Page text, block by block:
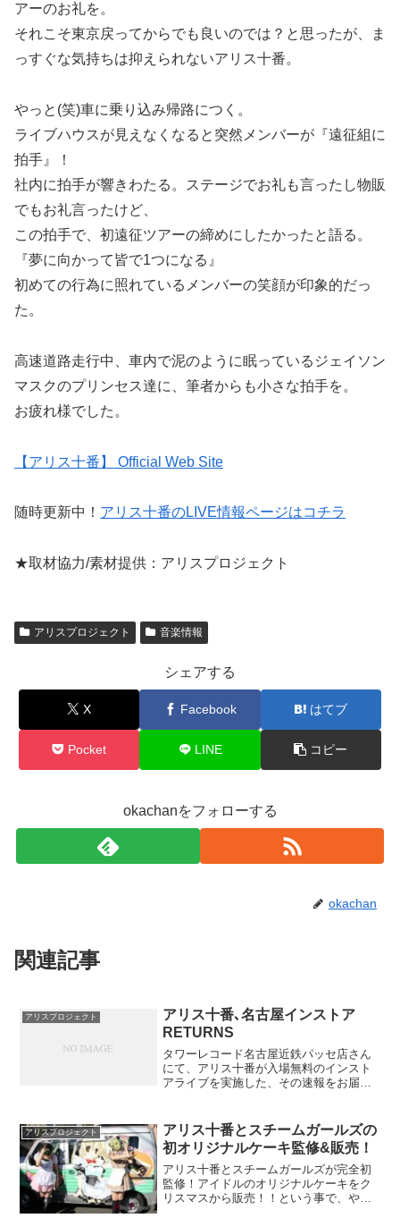
アーのお礼を。
それこそ東京戻ってからでも良いのでは？と思ったが、ま
っすぐな気持ちは抑えられないアリス十番。
やっと(笑)車に乗り込み帰路につく。
ライブハウスが見えなくなると突然メンバーが『遠征組に
拍手』！
社内に拍手が響きわたる。ステージでお礼も言ったし物販
でもお礼言ったけど、
この拍手で、初遠征ツアーの締めにしたかったと語る。
『夢に向かって皆で1つになる』
初めての行為に照れているメンバーの笑顔が印象的だっ
た。
高速道路走行中、車内で泥のように眠っているジェイソン
マスクのプリンセス達に、筆者からも小さな拍手を。
お疲れ様でした。
【アリス十番】 Official Web Site
随時更新中！ アリス十番のLIVE情報ページはコチラ
★取材協力/素材提供：アリスプロジェクト
アリスプロジェクト 音楽情報
シェアする
X Facebook はてブ
Pocket LINE コピー
okachanをフォローする
okachan
関連記事
アリスプロジェクト
アリス十番､名古屋インストア
RETURNS
タワーレコード名古屋近鉄パッセ店さん
にて、アリス十番が入場無料のインスト
アライブを実施した、その速報をお届
功で気合も充実している彼女達は何とイ
ンストアイベント前に、イ...
アリスプロジェクト
アリス十番とスチームガールズの
初オリジナルケーキ監修&販売！
アリス十番とスチームガールズが完全初
監修！アイドルのオリジナルケーキをク
リスマスから販売！！という事で、やっ